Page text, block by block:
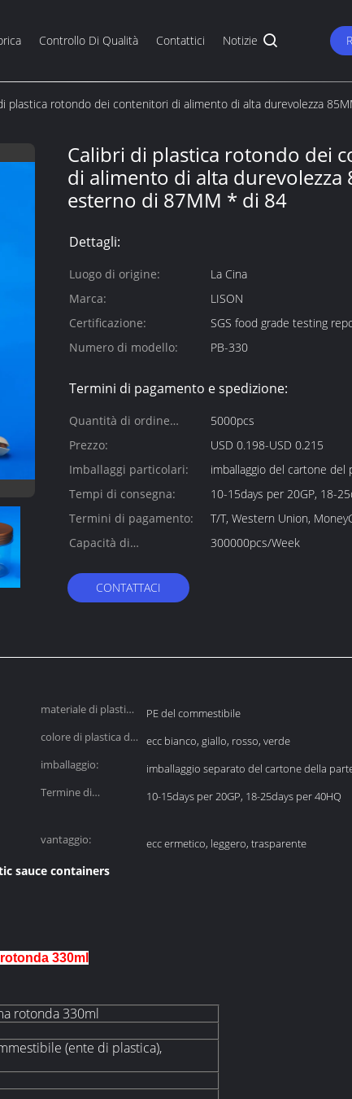
Controllo Di Qualità Contattici Notizie
plastica rotondo dei contenitori di alimento di alta durevolezza
Calibri di plastica rotondo dei
di alimento di alta durevolezza
esterno di 87MM * di 84
Dettagli:
Luogo di origine:
La Cina
Marca:
LISON
Certificazione:
SGS food grade testing
Numero di modello:
PB-330
Termini di pagamento e spedizione:
Quantità di ordine
minimo:
5000pcs
Prezzo:
USD 0.198-USD 0.215
Imballaggi particolari:
imballaggio del cartone del
Tempi di consegna:
10-15days per 20GP, 18-
Termini di pagamento:
T/T, Western Union,
Capacità di
300000pcs/Week
CONTATTACI
materiale di plastica
PE del commestibile
colore di plastica del
ecc bianco, giallo, rosso, verde
imballaggio:
imballaggio separato del cartone della
Termine di
10-15days per 20GP, 18-25days per 40HQ
vantaggio:
ecc ermetico, leggero, trasparente
sauce containers
330ml
rotonda 330ml
(ente di plastica),